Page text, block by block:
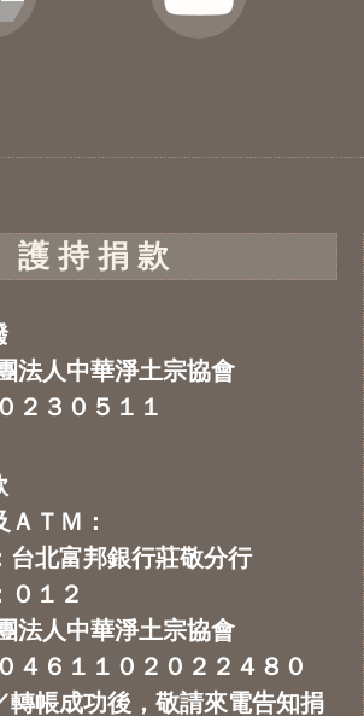
護 持 捐 款
法人中華淨土宗協會
２３０５１１
ＴＭ：
台北富邦銀行莊敬分行
０１２
法人中華淨土宗協會
４６１１０２０２２４８０
轉帳成功後，敬請來電告知捐